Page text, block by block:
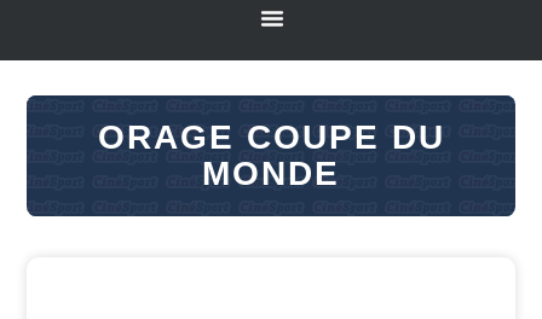
ORAGE COUPE DU
MONDE